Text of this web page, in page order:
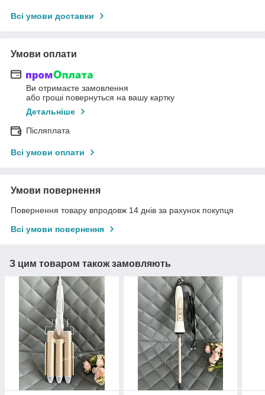
Всі умови доставки
Умови оплати
Ви отримаєте замовлення
або гроші повернуться на вашу картку
Детальніше
Післяплата
Всі умови оплати
Умови повернення
Повернення товару впродовж 14 днів за рахунок покупця
Всі умови повернення
З цим товаром також замовляють